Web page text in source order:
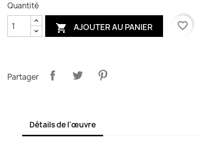
Quantité
 AJOUTER AU PANIER favorite_border
Partager
Détails de l'œuvre